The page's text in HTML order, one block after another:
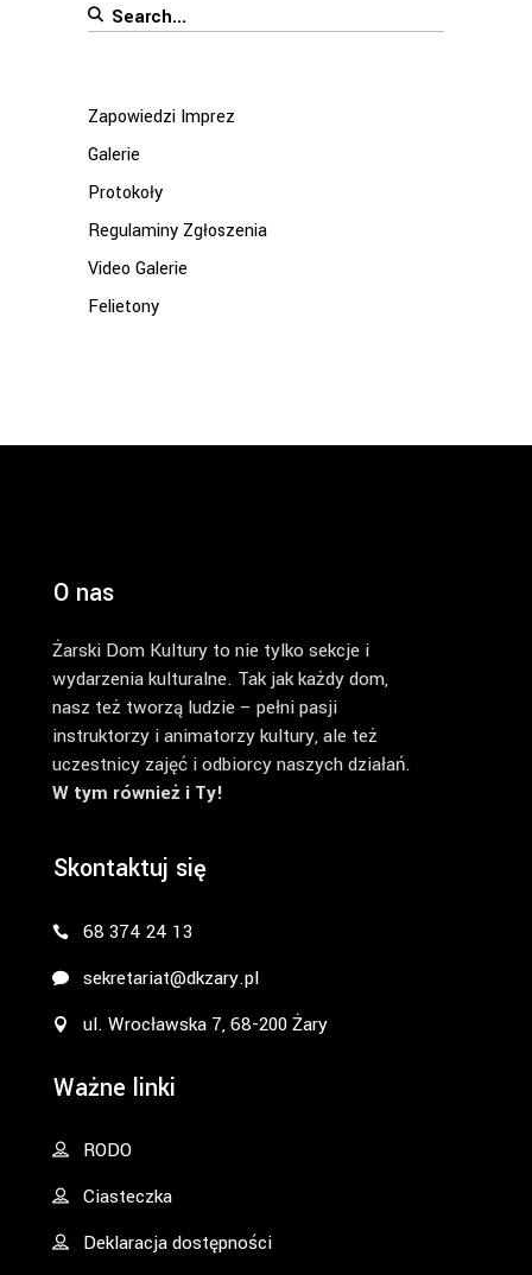
Search
Zapowiedzi Imprez
Galerie
Protokoły
Regulaminy Zgłoszenia
Video Galerie
Felietony
O nas
Żarski Dom Kultury to nie tylko sekcje i
wydarzenia kulturalne. Tak jak każdy dom,
nasz też tworzą ludzie – pełni pasji
instruktorzy i animatorzy kultury, ale też
uczestnicy zajęć i odbiorcy naszych działań.
W tym również i Ty!
Skontaktuj się
68 374 24 13
sekretariat@dkzary.pl
ul. Wrocławska 7, 68-200 Żary
Ważne linki
RODO
Ciasteczka
Deklaracja dostępności